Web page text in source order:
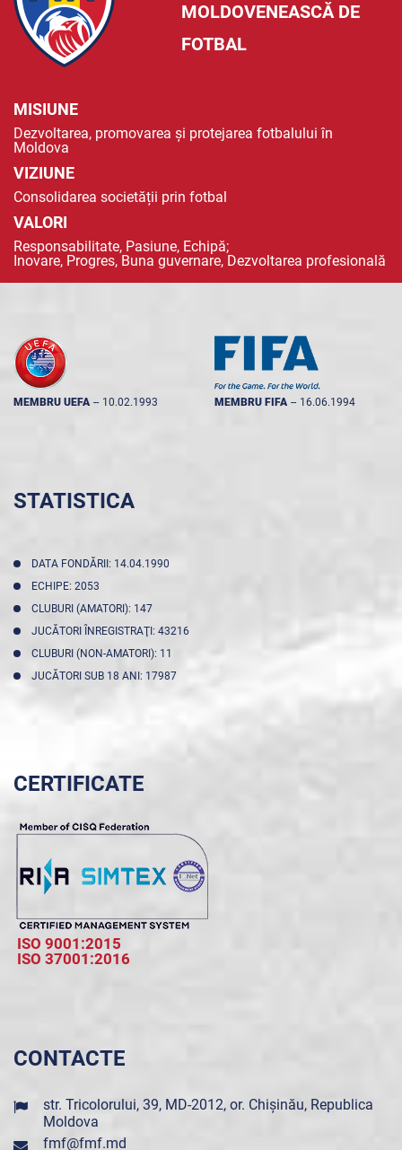
MOLDOVENEASCĂ DE
FOTBAL
MISIUNE
Dezvoltarea, promovarea și protejarea fotbalului în
Moldova
VIZIUNE
Consolidarea societății prin fotbal
VALORI
Responsabilitate, Pasiune, Echipă;
Inovare, Progres, Buna guvernare, Dezvoltarea profesională
MEMBRU UEFA -- 10.02.1993 MEMBRU FIFA -- 16.06.1994
STATISTICA
DATA FONDĂRII: 14.04.1990
ECHIPE: 2053
CLUBURI (AMATORI): 147
JUCĂTORI ÎNREGISTRAŢI: 43216
CLUBURI (NON-AMATORI): 11
JUCĂTORI SUB 18 ANI: 17987
CERTIFICATE
ISO 9001:2015
ISO 37001:2016
CONTACTE
str. Tricolorului, 39, MD-2012, or. Chișinău, Republica
Moldova
fmf@fmf.md